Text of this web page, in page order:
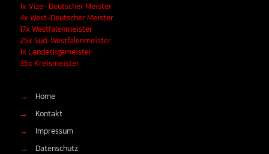
1x Vize- Deutscher Meister
4x West-Deutscher Meister
17x Westfalenmeister
25x Süd-Westfalenmeister
1x Landesligameister
35x Kreismeister
→
Home
→
Kontakt
→
Impressum
→
Datenschutz